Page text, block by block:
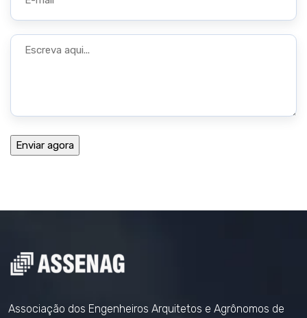
Associação dos Engenheiros Arquitetos e Agrônomos de